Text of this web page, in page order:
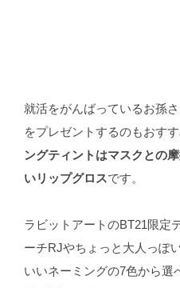
就活をがんばっているお孫
をプレゼントするのもおすす
ングティントはマスクとの
いリップグロスです。
ラビットアートのBT21限定
ーチRJやちょっと大人っぽ
いいネーミングの7色から選